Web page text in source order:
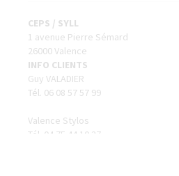
CEPS / SYLL
1 avenue Pierre Sémard
26000 Valence
INFO CLIENTS
Guy VALADIER
Tél. 06 08 57 57 99
Valence Stylos
Tél. 04 75 44 10 37